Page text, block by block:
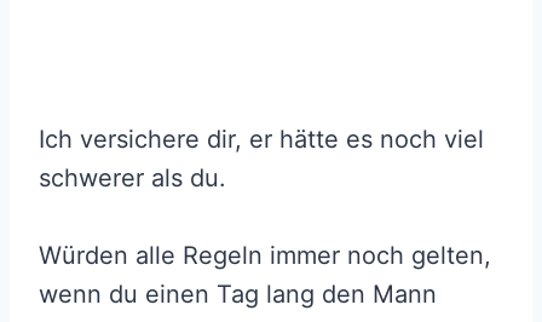
Ich versichere dir, er hätte es noch viel
schwerer als du.
Würden alle Regeln immer noch gelten,
wenn du einen Tag lang den Mann